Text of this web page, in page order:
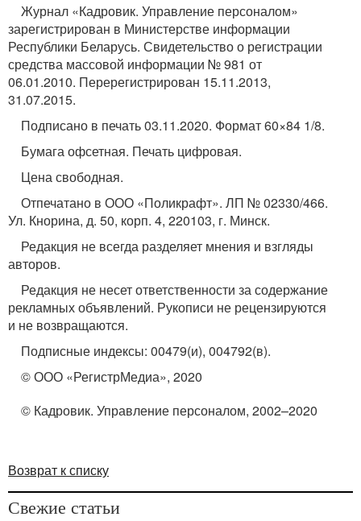
Журнал «Кадровик. Управление персоналом»
зарегистрирован в Министерстве информации
Республики Беларусь. Свидетельство о регистрации
средства массовой информации № 981 от
06.01.2010. Перерегистрирован 15.11.2013,
31.07.2015.
Подписано в печать 03.11.2020. Формат 60×84 1/8.
Бумага офсетная. Печать цифровая.
Цена свободная.
Отпечатано в ООО «Поликрафт». ЛП № 02330/466.
Ул. Кнорина, д. 50, корп. 4, 220103, г. Минск.
Редакция не всегда разделяет мнения и взгляды
авторов.
Редакция не несет ответственности за содержание
рекламных объявлений. Рукописи не рецензируются
и не возвращаются.
Подписные индексы: 00479(и), 004792(в).
© ООО «РегистрМедиа», 2020
© Кадровик. Управление персоналом, 2002–2020
Возврат к списку
Свежие статьи